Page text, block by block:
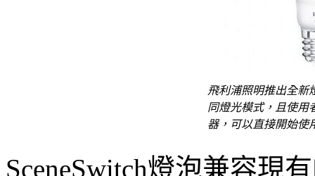
飛利浦照明推出全新
同燈光模式，且使用
器，可以直接開始使
SceneSwitch燈泡兼容現